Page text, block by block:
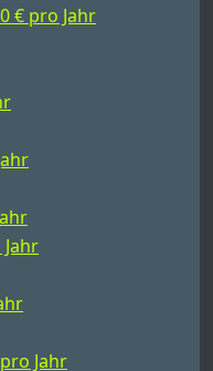
€ pro Jahr
Jahr